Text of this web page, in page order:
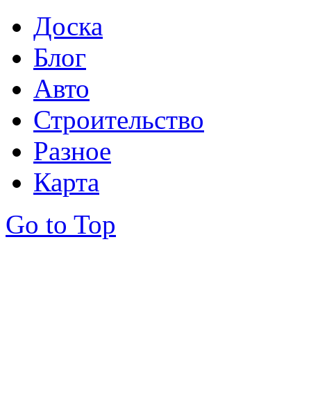
Доска
Блог
Авто
Строительство
Разное
Карта
Go to Top